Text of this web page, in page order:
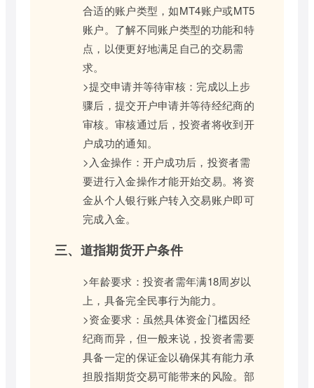
合适的账户类型，如MT4账户或MT5
账户。了解不同账户类型的功能和特
点，以便更好地满足自己的交易需
求。
>提交申请并等待审核：完成以上步
骤后，提交开户申请并等待经纪商的
审核。审核通过后，投资者将收到开
户成功的通知。
>入金操作：开户成功后，投资者需
要进行入金操作才能开始交易。将资
金从个人银行账户转入交易账户即可
完成入金。
三、道指期货开户条件
>年龄要求：投资者需年满18周岁以
上，具备完全民事行为能力。
>资金要求：虽然具体资金门槛因经
纪商而异，但一般来说，投资者需要
具备一定的保证金以确保其有能力承
担股指期货交易可能带来的风险。部